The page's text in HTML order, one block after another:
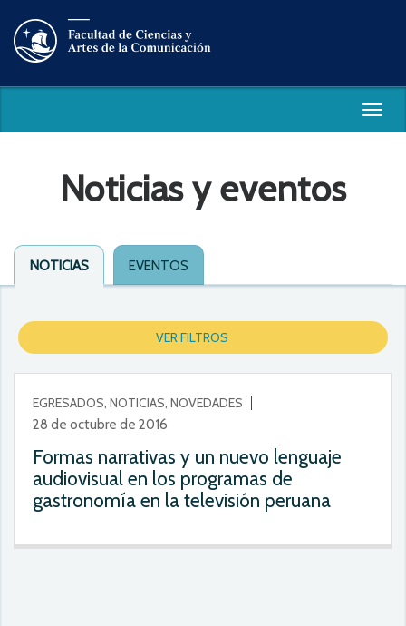
Noticias y eventos
NOTICIAS EVENTOS
VER FILTROS
EGRESADOS, NOTICIAS, NOVEDADES
28 de octubre de 2016
Formas narrativas y un nuevo lenguaje
audiovisual en los programas de
gastronomía en la televisión peruana